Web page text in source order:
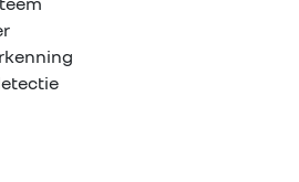
Rema